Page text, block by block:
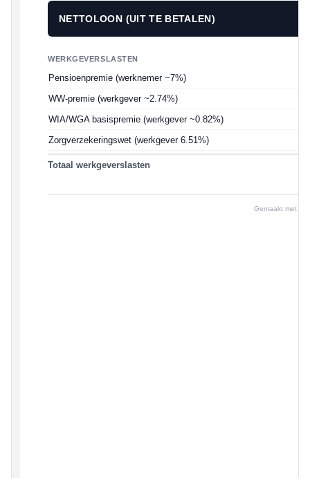
NETTOLOON (UIT TE BETALEN)
WERKGEVERSLASTEN
Pensioenpremie (werknemer ~7%)
WW-premie (werkgever ~2.74%)
WIA/WGA basispremie (werkgever ~0.82%)
Zorgverzekeringswet (werkgever 6.51%)
Totaal werkgeverslasten
Gemaakt met